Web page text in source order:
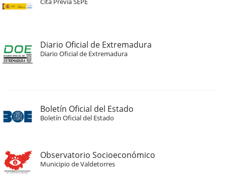
Diario Oficial de Extremadura
Diario Oficial de Extremadura
Boletín Oficial del Estado
Boletín Oficial del Estado
Observatorio Socioeconómico
Municipio de Valdetorres